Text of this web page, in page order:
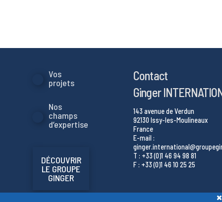
Vos
projets
Nos
champs
d’expertise
DÉCOUVRIR
LE GROUPE
GINGER
Contact
Ginger
143 avenue de Verdun
92130 Issy-les-Moulineaux
France
E-mail :
T : +33 (0)1 46 94 98 81
F : +33 (0)1 46 10 25 25